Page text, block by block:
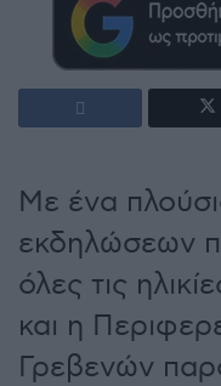
Με ένα
εκδηλώσεων
όλες τις
και η
Γρεβενών